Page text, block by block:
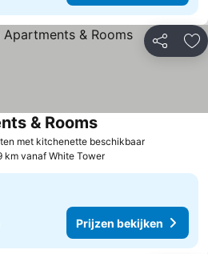
Delen
met kitchenette beschikbaar
& Rooms
km vanaf White Tower
Prijzen bekijken